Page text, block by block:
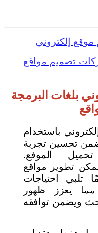
إلكتروني
10 شركات تصميم مواقع
بلغات البرمجة
باستخدام
تحسين تجربة
الموقع.
تطوير مواقع
تلبي احتياجات
مما يعزز ظهور
ويضمن توافقه